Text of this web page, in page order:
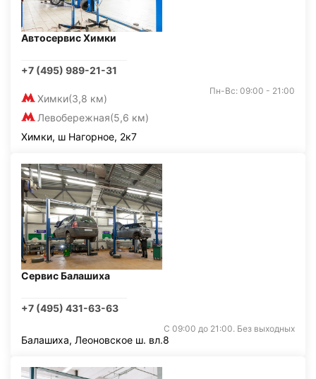
Автосервис Химки
+7 (495) 989-21-31
Химки(3,8 км)
Левобережная(5,6 км)
Пн-Вс: 09:00 - 21:00
Химки, ш Нагорное, 2к7
Сервис Балашиха
+7 (495) 431-63-63
С 09:00 до 21:00. Без выходных
Балашиха, Леоновское ш. вл.8